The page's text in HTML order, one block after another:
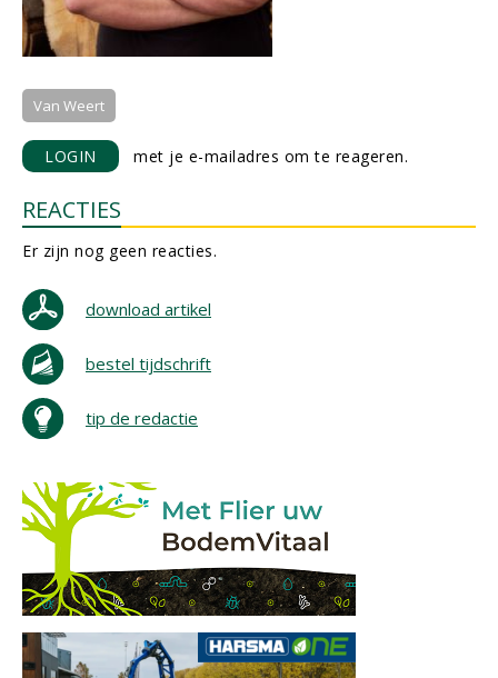
Van Weert
LOGIN met je e-mailadres om te reageren.
REACTIES
Er zijn nog geen reacties.
download artikel
bestel tijdschrift
tip de redactie